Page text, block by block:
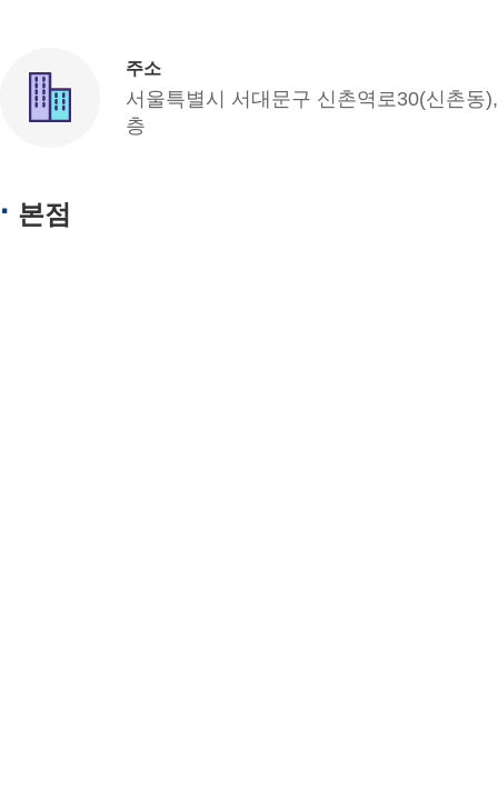
주소
서울특별시 서대문구 신촌역로30(신촌동
층
본점